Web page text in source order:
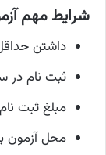
شرایط مهم
داشتن
ثبت نام
مبلغ ثبت نام 321200 تومان
محل آزمون